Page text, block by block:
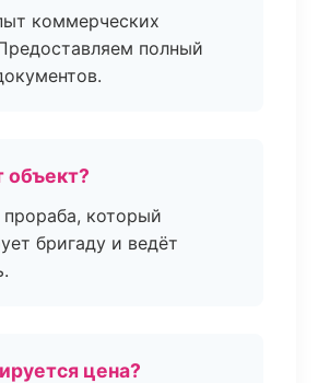
коммерческих
полный
объект?
который
бригаду и ведёт
цена?